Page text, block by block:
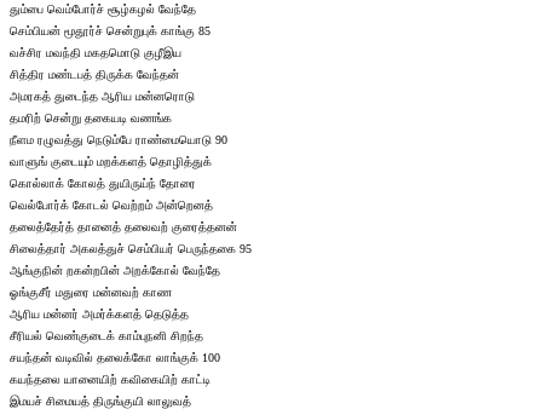
தும்பை வெம்போர்ச் சூழ்கழல் வேந்தே
செம்பியன் மூதூர்ச் சென்றுபுக் காங்கு 85
வச்சிர மவந்தி மகதமொடு குழீஇய
சித்திர மண்டபத் திருக்க வேந்தன்
அமரகத் துடைந்த ஆரிய மன்னரொடு
தமரிற் சென்று தகையடி வணங்க
நீளம ரழுவத்து நெடும்பே ராண்மையொடு 90
வாளுங் குடையும் மறக்களத் தொழித்துக்
கொல்லாக் கோலத் துயிருய்ந் தோரை
வெல்போர்க் கோடல் வெற்றம் அன்றெனத்
தலைத்தேர்த் தானைத் தலைவற் குரைத்தனன்
சிலைத்தார் அகலத்துச் செம்பியர் பெருந்தகை 95
ஆங்குநின் றகன்றபின் அறக்கோல் வேந்தே
ஓங்குசீர் மதுரை மன்னவற் காண
ஆரிய மன்னர் அமர்க்களத் தெடுத்த
சீரியல் வெண்குடைக் காம்புநனி சிறந்த
சயந்தன் வடிவில் தலைக்கோ லாங்குக் 100
கயந்தலை யானையிற் கவிகையிற் காட்டி
இமயச் சிமையத் திருங்குயி லாலுவத்